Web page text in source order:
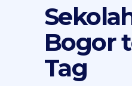
Bogor
Tag